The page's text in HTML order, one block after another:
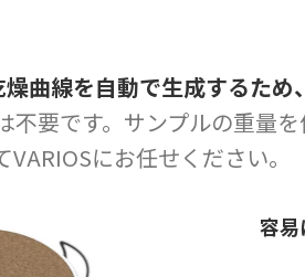
曲線を自動で生成するため
不要です。サンプルの重量
にお任せください。
容易